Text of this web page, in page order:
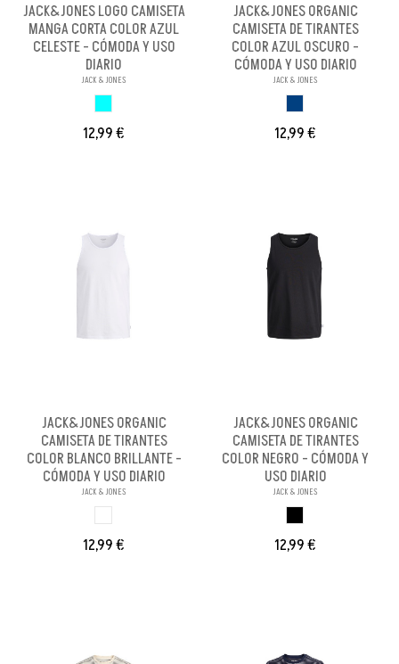
JACK&JONES LOGO CAMISETA
MANGA CORTA COLOR AZUL
CELESTE - CÓMODA Y USO
DIARIO
JACK & JONES
12,99 €
JACK&JONES ORGANIC
CAMISETA DE TIRANTES
COLOR AZUL OSCURO -
CÓMODA Y USO DIARIO
JACK & JONES
12,99 €
JACK&JONES ORGANIC
CAMISETA DE TIRANTES
COLOR BLANCO BRILLANTE -
CÓMODA Y USO DIARIO
JACK & JONES
12,99 €
JACK&JONES ORGANIC
CAMISETA DE TIRANTES
COLOR NEGRO - CÓMODA Y
USO DIARIO
JACK & JONES
12,99 €